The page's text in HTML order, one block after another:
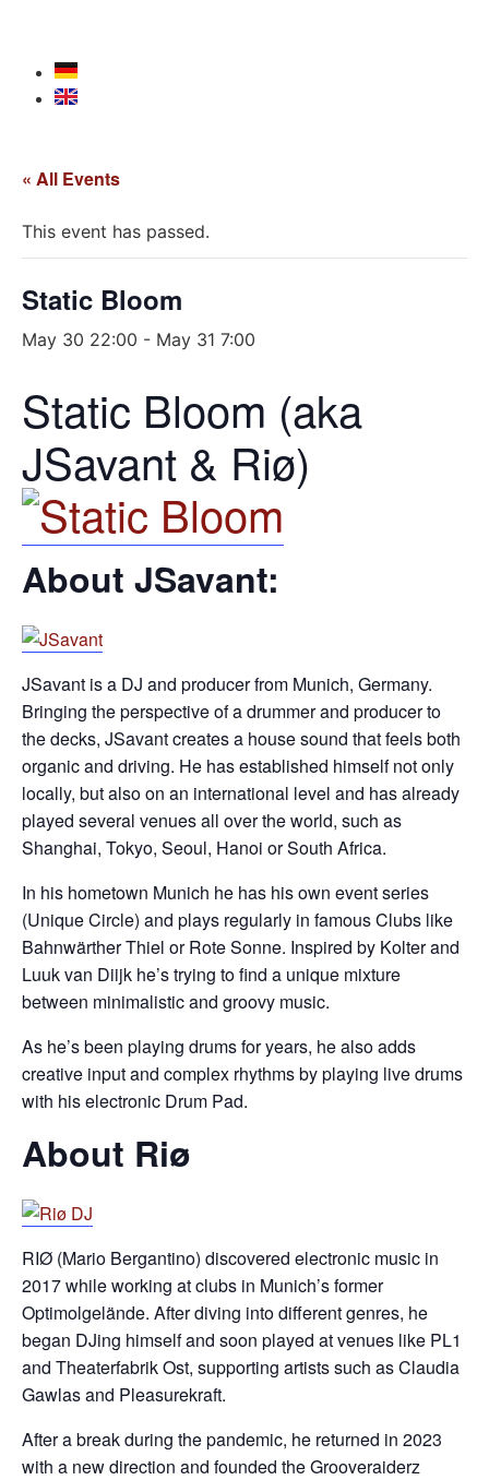
« All Events
This event has passed.
Static Bloom
May 30 22:00 - May 31 7:00
Static Bloom (aka
JSavant & Riø)
About JSavant:
JSavant is a DJ and producer from Munich, Germany.
Bringing the perspective of a drummer and producer to
the decks, JSavant creates a house sound that feels both
organic and driving. He has established himself not only
locally, but also on an international level and has already
played several venues all over the world, such as
Shanghai, Tokyo, Seoul, Hanoi or South Africa.
In his hometown Munich he has his own event series
(Unique Circle) and plays regularly in famous Clubs like
Bahnwärther Thiel or Rote Sonne. Inspired by Kolter and
Luuk van Diijk he’s trying to find a unique mixture
between minimalistic and groovy music.
As he’s been playing drums for years, he also adds
creative input and complex rhythms by playing live drums
with his electronic Drum Pad.
About Riø
RIØ (Mario Bergantino) discovered electronic music in
2017 while working at clubs in Munich’s former
Optimolgelände. After diving into different genres, he
began DJing himself and soon played at venues like PL1
and Theaterfabrik Ost, supporting artists such as Claudia
Gawlas and Pleasurekraft.
After a break during the pandemic, he returned in 2023
with a new direction and founded the Grooveraiderz